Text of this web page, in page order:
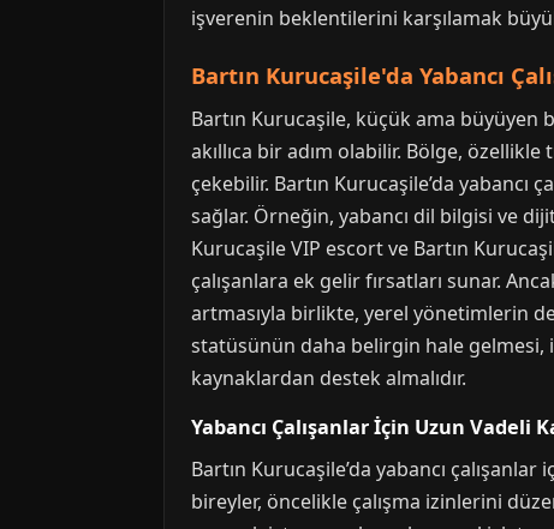
işverenin beklentilerini karşılamak
Bartın Kurucaşile'da Yabancı
Bartın Kurucaşile, küçük ama büyüyen
akıllıca bir adım olabilir. Bölge,
çekebilir. Bartın Kurucaşile’da
sağlar. Örneğin, yabancı dil bilgisi ve
Kurucaşile VIP escort ve Bartın
çalışanlara ek gelir fırsatları sunar.
artmasıyla birlikte, yerel yönetimlerin
statüsünün daha belirgin hale gelmesi,
kaynaklardan destek almalıdır.
Yabancı Çalışanlar İçin Uzun Vadeli
Bartın Kurucaşile’da yabancı
bireyler, öncelikle çalışma izinlerini